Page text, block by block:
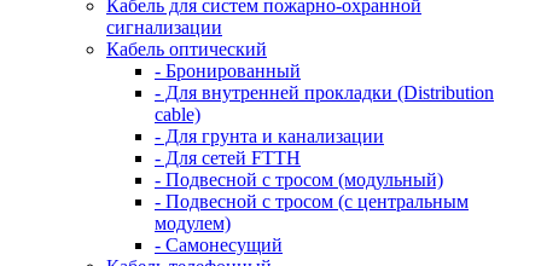
Кабель для систем пожарно-охранной
сигнализации
Кабель оптический
- Бронированный
- Для внутренней прокладки (Distribution
cable)
- Для грунта и канализации
- Для сетей FTTH
- Подвесной с тросом (модульный)
- Подвесной с тросом (с центральным
модулем)
- Самонесущий